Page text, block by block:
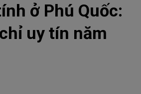
ở Phú Quốc:
uy tín năm